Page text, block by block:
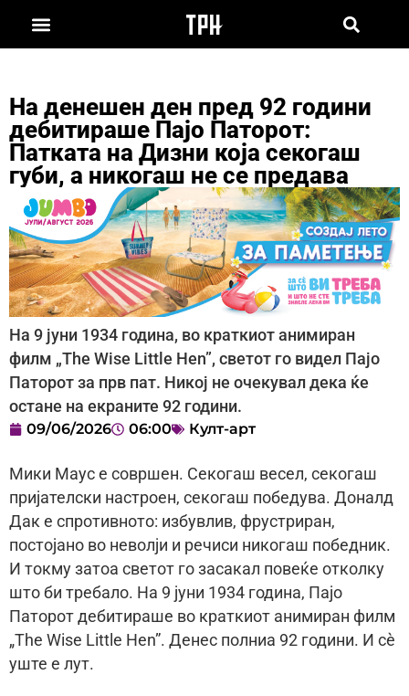
На денешен ден пред 92 години
дебитираше Пајо Паторот:
Патката на Дизни која секогаш
губи, а никогаш не се предава
На 9 јуни 1934 година, во краткиот анимиран
филм „The Wise Little Hen”, светот го видел Пајо
Паторот за прв пат. Никој не очекувал дека ќе
остане на екраните 92 години.
09/06/2026 06:00 Култ-арт
Мики Маус е совршен. Секогаш весел, секогаш
пријателски настроен, секогаш победува. Доналд
Дак е спротивното: избувлив, фрустриран,
постојано во неволји и речиси никогаш победник.
И токму затоа светот го засакал повеќе отколку
што би требало. На 9 јуни 1934 година, Пајо
Паторот дебитираше во краткиот анимиран филм
„The Wise Little Hen”. Денес полниа 92 години. И сè
уште е лут.